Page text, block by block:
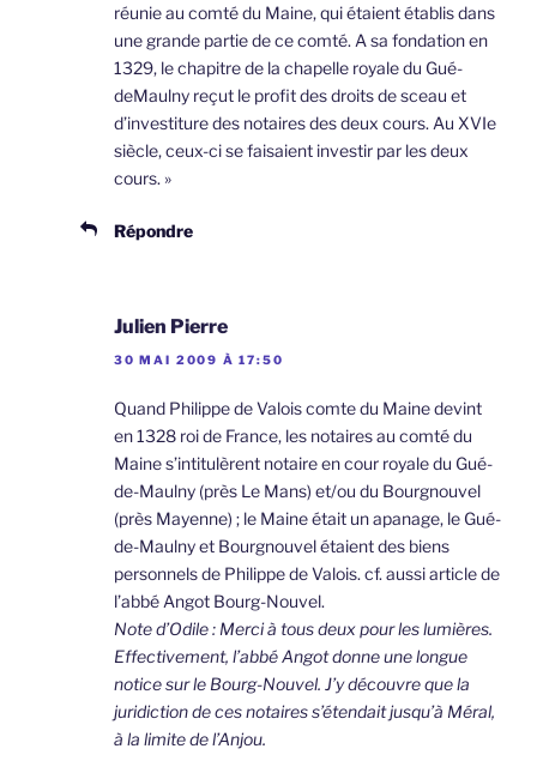
réunie au comté du Maine, qui étaient établis dans
une grande partie de ce comté. A sa fondation en
1329, le chapitre de la chapelle royale du Gué-
deMaulny reçut le profit des droits de sceau et
d’investiture des notaires des deux cours. Au XVIe
siècle, ceux-ci se faisaient investir par les deux
cours. »
Répondre
Julien Pierre
30 MAI 2009 À 17:50
Quand Philippe de Valois comte du Maine devint
en 1328 roi de France, les notaires au comté du
Maine s’intitulèrent notaire en cour royale du Gué-
de-Maulny (près Le Mans) et/ou du Bourgnouvel
(près Mayenne) ; le Maine était un apanage, le Gué-
de-Maulny et Bourgnouvel étaient des biens
personnels de Philippe de Valois. cf. aussi article de
l’abbé Angot Bourg-Nouvel.
Note d’Odile : Merci à tous deux pour les lumières.
Effectivement, l’abbé Angot donne une longue
notice sur le Bourg-Nouvel. J’y découvre que la
juridiction de ces notaires s’étendait jusqu’à Méral,
à la limite de l’Anjou.